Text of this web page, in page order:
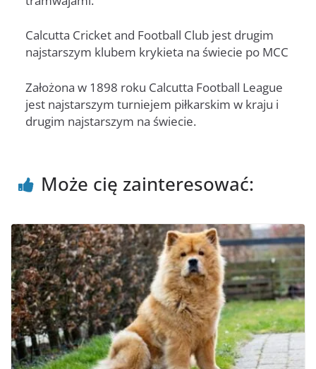
Calcutta Cricket and Football Club jest drugim
najstarszym klubem krykieta na świecie po MCC
Założona w 1898 roku Calcutta Football League
jest najstarszym turniejem piłkarskim w kraju i
drugim najstarszym na świecie.
Może cię zainteresować: